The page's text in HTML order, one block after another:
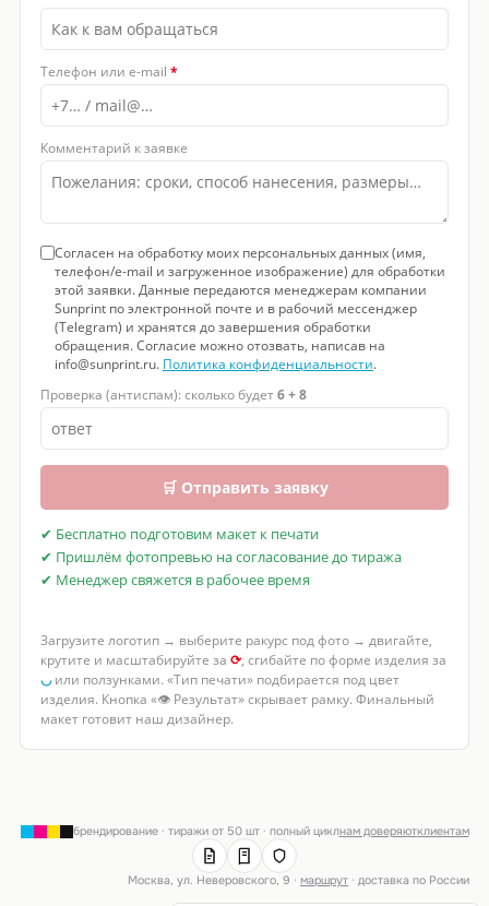
Телефон или e-mail *
Комментарий к заявке
Согласен на обработку моих персональных данных (имя,
телефон/e-mail и загруженное изображение) для обработки
этой заявки. Данные передаются менеджерам компании
Sunprint по электронной почте и в рабочий мессенджер
(Telegram) и хранятся до завершения обработки
обращения. Согласие можно отозвать, написав на
info@sunprint.ru. Политика конфиденциальности.
Проверка (антиспам): сколько будет6 + 8
🛒 Отправить заявку
✔ Бесплатно подготовим макет к печати
✔ Пришлём фотопревью на согласование до тиража
✔ Менеджер свяжется в рабочее время
Загрузите логотип → выберите ракурс под фото → двигайте,
крутите и масштабируйте за ⟳, сгибайте по форме изделия за
◡или ползунками. «Тип печати» подбирается под цвет
изделия. Кнопка «👁 Результат» скрывает рамку. Финальный
макет готовит наш дизайнер.
брендирование · тиражи от 50 шт · полный циклнам доверяютклиентам
Москва, ул. Неверовского, 9 ·маршрут · доставка по России